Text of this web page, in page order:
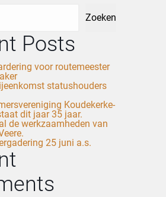
Zoeken
Posts
voor routemeester
statushouders
Koudekerke-
dit jaar 35 jaar.
de werkzaamheden van
25 juni a.s.